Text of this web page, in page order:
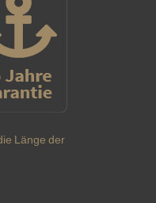
Länge der